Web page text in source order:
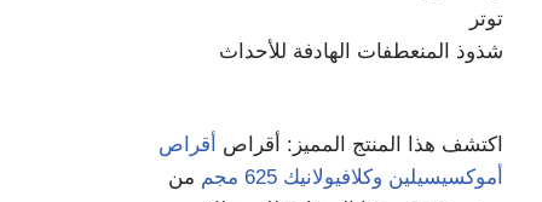
توتر
شذوذ المنعطفات الهادفة للأحداث
اكتشف هذا المنتج المميز: أقراص
أقراص
أموكسيسيلين وكلافيولانيك 625 مجم
من